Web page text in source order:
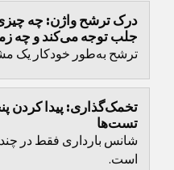
درک ترشح واژن: چه
جلب توجه می‌کند و چه
ترشح به‌طور خودکار یک
تخمک‌گذاری: پیدا کردن
تست‌ها
شانس بارداری فقط در
است.